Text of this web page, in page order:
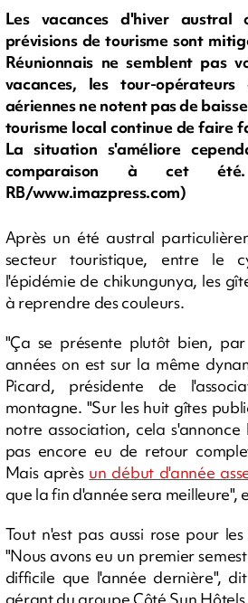
Les vacances d'hiver
prévisions de tourisme sont
Réunionnais ne semblent pas
vacances, les tour-
aériennes ne notent pas de
tourisme local continue de faire
La situation s'améliore
comparaison à cet
RB/www.imazpress.com)
Après un été austral
secteur touristique, entre le
l'épidémie de chikungunya, les
à reprendre des couleurs.
"Ça se présente plutôt bien,
années on est sur la même
Picard, présidente de
montagne. "Sur les huit gîtes
notre association, cela
pas encore eu de retour
Mais après un début d'année
que la fin d'année sera meilleure",
Tout n'est pas aussi rose pour
"Nous avons eu un premier
difficile que l'année dernière",
gérant du groupe Côté Sun Hôtels.